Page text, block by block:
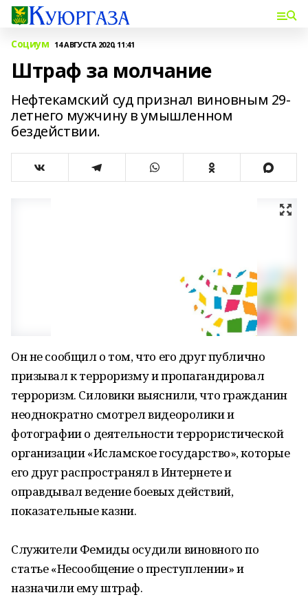
Социум 14 АВГУСТА 2020, 11:41
Штраф за молчание
Нефтекамский суд признал виновным 29-
летнего мужчину в умышленном
бездействии.
Он не сообщил о том, что его друг публично
призывал к терроризму и пропагандировал
терроризм. Силовики выяснили, что гражданин
неоднократно смотрел видеоролики и
фотографии о деятельности террористической
организации «Исламское государство», которые
его друг распространял в Интернете и
оправдывал ведение боевых действий,
показательные казни.
Служители Фемиды осудили виновного по
статье «Несообщение о преступлении» и
назначили ему штраф.